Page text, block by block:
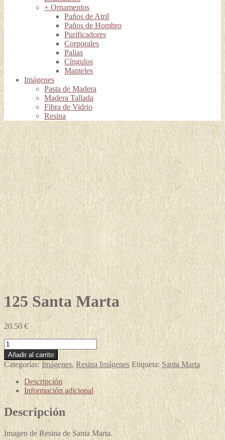
+ Ornamentos
Paños de Atril
Paños de Hombro
Purificadores
Corporales
Palias
Cíngulos
Manteles
Imágenes
Pasta de Madera
Madera Tallada
Fibra de Vidrio
Resina
125 Santa Marta
20.50€
125
Santa
Marta
cantidad
Añadir al carrito
Categorías:Imágenes, Resina Imágenes Etiqueta: Santa Marta
Descripción
Información adicional
Descripción
Imagen de Resina de Santa Marta.